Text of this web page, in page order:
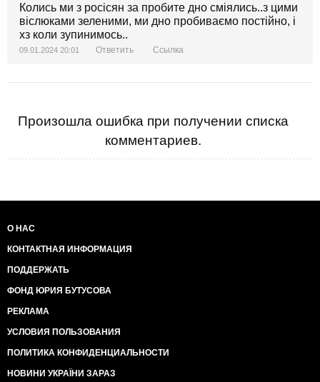
Колись ми з росісян за пробите дно сміялись..з цими
віслюками зеленими, ми дно пробиваємо постійно, і
хз коли зупинимось..
09.01.2024 20:01 Ответить Ссылка
Произошла ошибка при получении списка
комментариев.
О НАС
КОНТАКТНАЯ ИНФОРМАЦИЯ
ПОДДЕРЖАТЬ
ФОНД ЮРИЯ БУТУСОВА
РЕКЛАМА
УСЛОВИЯ ПОЛЬЗОВАНИЯ
ПОЛИТИКА КОНФИДЕНЦИАЛЬНОСТИ
НОВИНИ УКРАЇНИ ЗАРАЗ